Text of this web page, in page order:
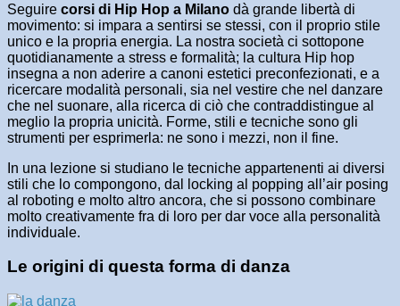
Seguire corsi di Hip Hop a Milano dà grande libertà di
movimento: si impara a sentirsi se stessi, con il proprio stile
unico e la propria energia. La nostra società ci sottopone
quotidianamente a stress e formalità; la cultura Hip hop
insegna a non aderire a canoni estetici preconfezionati, e a
ricercare modalità personali, sia nel vestire che nel danzare
che nel suonare, alla ricerca di ciò che contraddistingue al
meglio la propria unicità. Forme, stili e tecniche sono gli
strumenti per esprimerla: ne sono i mezzi, non il fine.
In una lezione si studiano le tecniche appartenenti ai diversi
stili che lo compongono, dal locking al popping all’air posing
al roboting e molto altro ancora, che si possono combinare
molto creativamente fra di loro per dar voce alla personalità
individuale.
Le origini di questa forma di danza